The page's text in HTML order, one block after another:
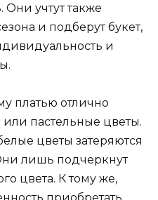
Они учтут также
и подберут букет,
и
платью отлично
пастельные цветы.
цветы затеряются
лишь подчеркнут
цвета. К тому же,